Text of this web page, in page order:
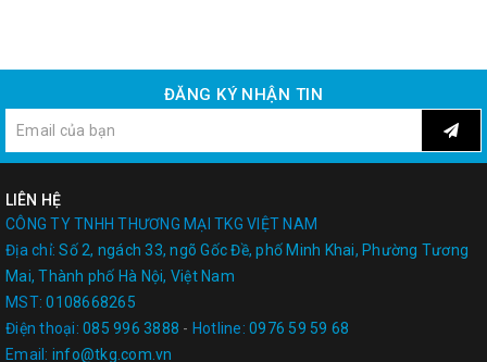
ĐĂNG KÝ NHẬN TIN
LIÊN HỆ
CÔNG TY TNHH THƯƠNG MẠI TKG VIỆT NAM
Địa chỉ: Số 2, ngách 33, ngõ Gốc Đề, phố Minh Khai, Phường Tương
Mai, Thành phố Hà Nội, Việt Nam
MST: 0108668265
Điện thoại: 085 996 3888 - Hotline: 0976 59 59 68
Email: info@tkg.com.vn